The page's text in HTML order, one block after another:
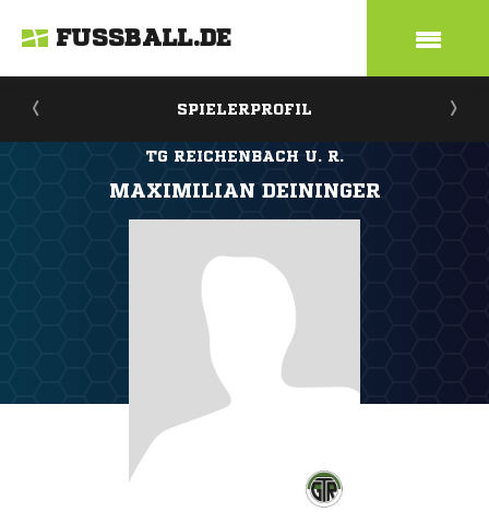
FUSSBALL.DE
SPIELERPROFIL
TG REICHENBACH U. R.
MAXIMILIAN DEININGER